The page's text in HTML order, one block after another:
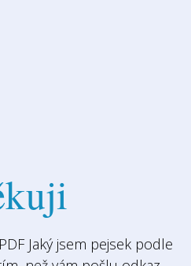
Jaký jsem pejsek podle